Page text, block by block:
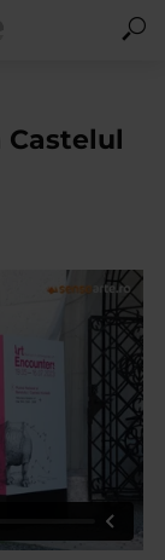
Castelul